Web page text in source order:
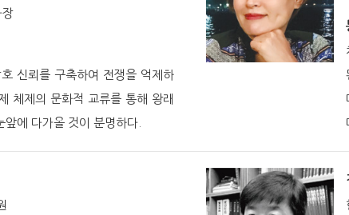
장
신뢰를 구축하여 전쟁을 억제하
체제의 문화적 교류를 통해 왕래
에 다가올 것이 분명하다.